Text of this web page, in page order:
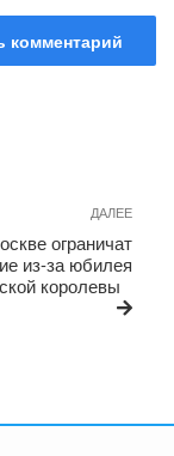
ДАЛЕЕ
ограничат
из-за юбилея
королевы